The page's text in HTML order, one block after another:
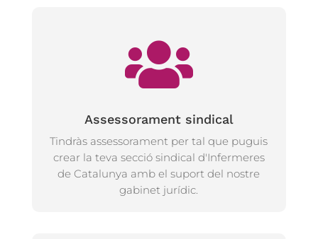
Assessorament sindical
Tindràs assessorament per tal que puguis
crear la teva secció sindical d'Infermeres
de Catalunya amb el suport del nostre
gabinet jurídic.